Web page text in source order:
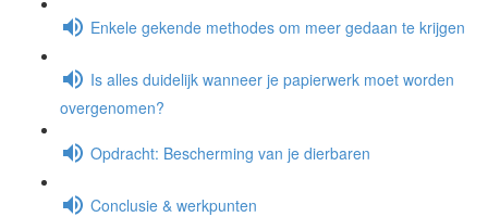
Enkele gekende methodes om meer gedaan te krijgen
Is alles duidelijk wanneer je papierwerk moet worden
overgenomen?
Opdracht: Bescherming van je dierbaren
Conclusie & werkpunten